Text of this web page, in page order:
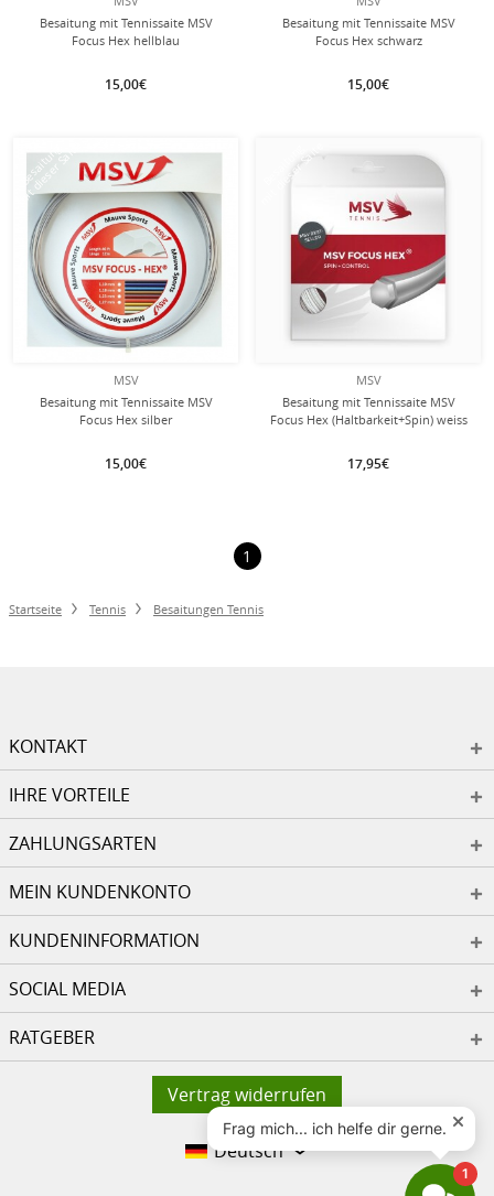
Besaitung mit Tennissaite MSV
Focus Hex hellblau
15,00€
Besaitung mit Tennissaite MSV
Focus Hex schwarz
15,00€
MSV
Besaitung mit Tennissaite MSV
Focus Hex silber
15,00€
Besaitung
mit dieser Saite
MSV
Besaitung mit Tennissaite MSV
Focus Hex (Haltbarkeit+Spin) weiss
17,95€
Besaitung
mit dieser Saite
1
Startseite Tennis Besaitungen Tennis
KONTAKT
IHRE VORTEILE
ZAHLUNGSARTEN
MEIN KUNDENKONTO
KUNDENINFORMATION
SOCIAL MEDIA
RATGEBER
Vertrag widerrufen
Deutsch